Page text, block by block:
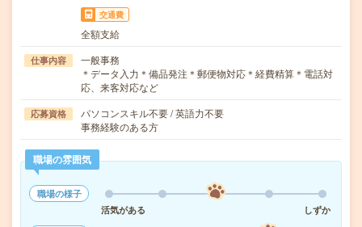
交通費
全額支給
仕事内容
一般事務
＊データ入力＊備品発注＊郵便物対応＊経費精算＊電話対
応、来客対応など
応募資格
パソコンスキル不要 / 英語力不要
事務経験のある方
職場の雰囲気
職場の様子
活気がある
しずか